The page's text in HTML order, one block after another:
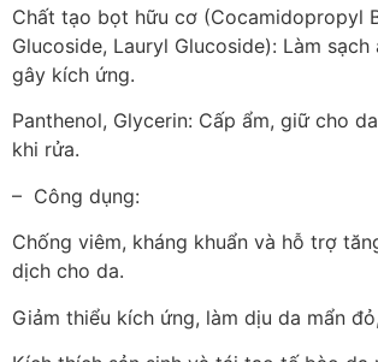
Chất tạo bọt hữu cơ (Cocamidopropyl
Glucoside, Lauryl Glucoside): Làm
gây kích ứng.
Panthenol, Glycerin: Cấp ẩm, giữ cho
khi rửa.
– Công dụng:
Chống viêm, kháng khuẩn và hỗ trợ
dịch cho da.
Giảm thiểu kích ứng, làm dịu da mẩn